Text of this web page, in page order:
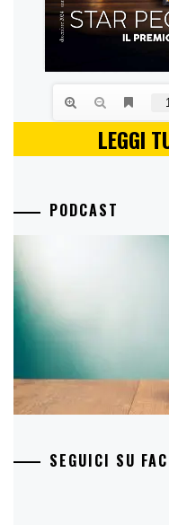
LEGGI
PODCAST
SEGUICI SU